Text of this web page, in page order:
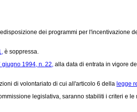
dei programmi per l'incentivazione
è soppressa.
giugno 1994, n. 22, alla data di entrata in vigore
di volontariato di cui all'articolo 6 della legge
legislativa, saranno stabiliti i criteri e le